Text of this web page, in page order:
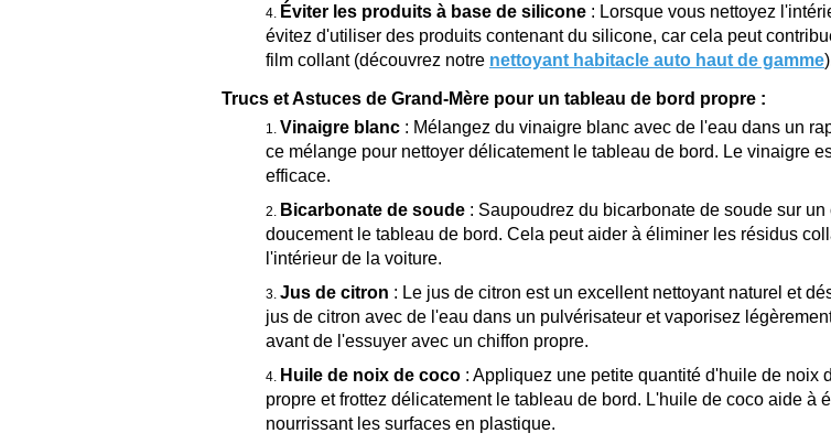
Éviter les produits à base de silicone : Lorsque vous nettoyez
évitez d'utiliser des produits contenant du silicone, car cela peut
film collant (découvrez notre nettoyant habitacle auto haut de gamme
Trucs et Astuces de Grand-Mère pour un tableau de bord propre :
Vinaigre blanc : Mélangez du vinaigre blanc avec de l'eau dans un
ce mélange pour nettoyer délicatement le tableau de bord. Le vinaigre
efficace.
Bicarbonate de soude : Saupoudrez du bicarbonate de soude sur un
doucement le tableau de bord. Cela peut aider à éliminer les résidus
l'intérieur de la voiture.
Jus de citron : Le jus de citron est un excellent nettoyant naturel et
jus de citron avec de l'eau dans un pulvérisateur et vaporisez
avant de l'essuyer avec un chiffon propre.
Huile de noix de coco : Appliquez une petite quantité d'huile de noix
propre et frottez délicatement le tableau de bord. L'huile de coco aide à
nourrissant les surfaces en plastique.